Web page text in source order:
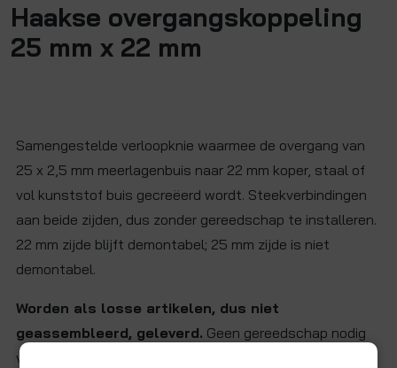
Haakse overgangskoppeling
25 mm x 22 mm
Samengestelde verloopknie waarmee de overgang van
25 x 2,5 mm meerlagenbuis naar 22 mm koper, staal of
vol kunststof buis gecreëerd wordt. Steekverbindingen
aan beide zijden, dus zonder gereedschap te installeren.
22 mm zijde blijft demontabel; 25 mm zijde is niet
demontabel.
Worden als losse artikelen, dus niet
geassembleerd, geleverd. Geen gereedschap nodig
voor assemblage; met de hand aandraaien is voldoende.